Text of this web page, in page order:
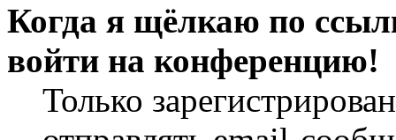
Когда я щёлкаю по
войти на конференцию!
Только